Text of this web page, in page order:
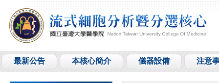
最新公告 本核心簡介 儀器設備 注意